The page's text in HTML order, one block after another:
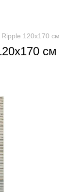
120х170 см
см